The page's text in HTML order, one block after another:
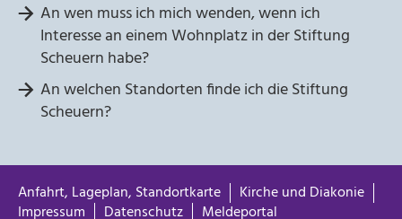
An wen muss ich mich wenden, wenn ich
Interesse an einem Wohnplatz in der Stiftung
Scheuern habe?
An welchen Standorten finde ich die Stiftung
Scheuern?
Anfahrt, Lageplan, Standortkarte
Kirche und Diakonie
Impressum
Datenschutz Meldeportal